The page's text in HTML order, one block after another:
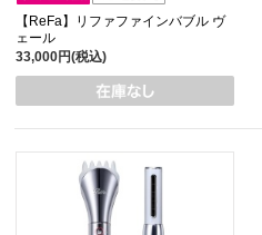
【ReFa】リファファインバブル ヴ
ェール
33,000円(税込)